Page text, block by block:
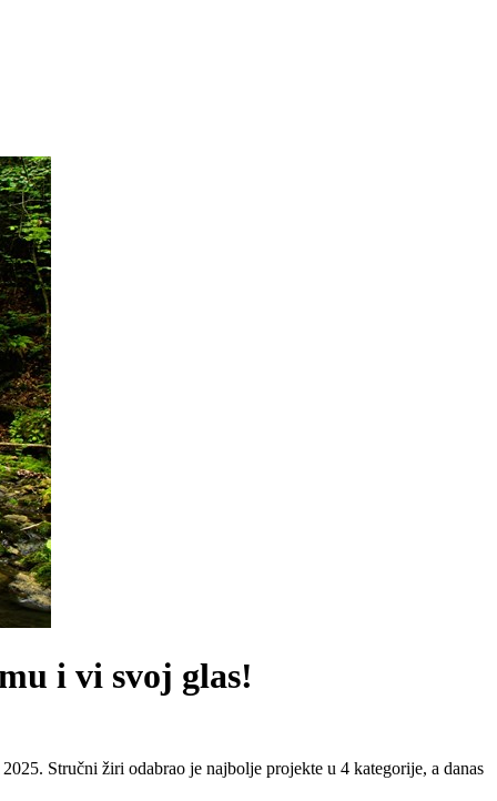
i vi svoj glas!
Stručni žiri odabrao je najbolje projekte u 4 kategorije, a danas